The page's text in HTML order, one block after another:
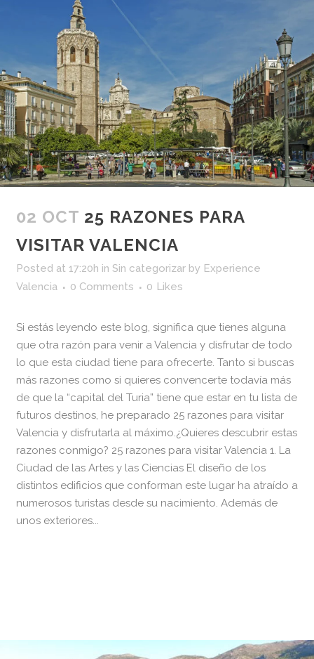
02 OCT 25 RAZONES PARA
VISITAR VALENCIA
Posted at 17:20h in Sin categorizar by Experience
Valencia
0 Comments 0 Likes
Si estás leyendo este blog, significa que tienes alguna
que otra razón para venir a Valencia y disfrutar de todo
lo que esta ciudad tiene para ofrecerte. Tanto si buscas
más razones como si quieres convencerte todavía más
de que la “capital del Turia” tiene que estar en tu lista de
futuros destinos, he preparado 25 razones para visitar
Valencia y disfrutarla al máximo.¿Quieres descubrir estas
razones conmigo? 25 razones para visitar Valencia 1. La
Ciudad de las Artes y las Ciencias El diseño de los
distintos edificios que conforman este lugar ha atraído a
numerosos turistas desde su nacimiento. Además de
unos exteriores...